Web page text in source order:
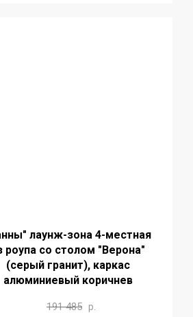
лаунж-зона 4-местная
роупа со столом "Верона"
(серый гранит), каркас
алюминиевый коричнев
191 485 р.